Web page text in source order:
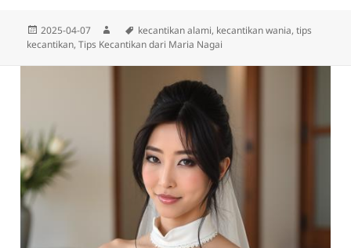
Diposkan
pada
2025-04-07 PenulisTag
kecantikan alami, kecantikan wania,tips
kecantikan,Tips Kecantikan dari Maria Nagai